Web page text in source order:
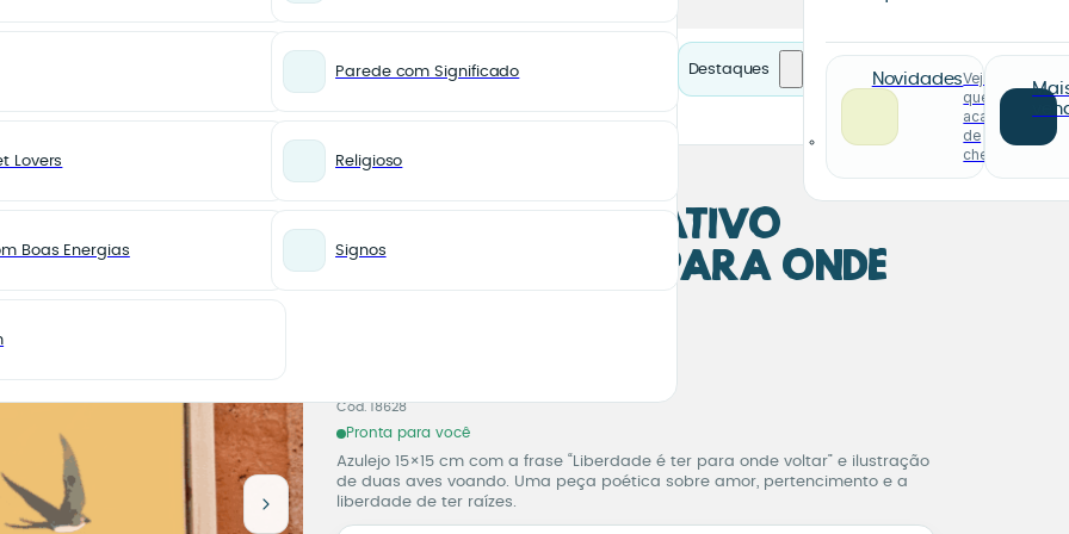
Parede com Significado
Lovers Religioso
Boas Energias Signos
Destaques
NovidadesVeja o
que
acabou
de
chegar
Azulejo Decorativo
Liberdade é Ter para Onde
Azulejo Decorativo Liberdade é
Cód. 18628
Pronta para você
Azulejo 15×15 cm com a frase “Liberdade é ter para onde voltar” e ilustração
de duas aves voando. Uma peça poética sobre amor, pertencimento e a
liberdade de ter raízes.